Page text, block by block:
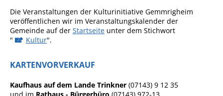
Kläranlage
Kommunale
Infokalender
Die Veranstaltungen der Kulturinitiative Gemmrigheim
veröffentlichen wir im Veranstaltungskalender der
Gemeinde auf der Startseite unter dem Stichwort
"
Kultur".
KARTENVORVERKAUF
Kaufhaus auf dem Lande Trinkner (07143) 9 12 35